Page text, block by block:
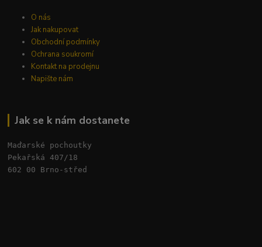
O nás
Jak nakupovat
Obchodní podmínky
Ochrana soukromí
Kontakt na prodejnu
Napište nám
Jak se k nám dostanete
Maďarské pochoutky
Pekařská 407/18
602 00 Brno-střed